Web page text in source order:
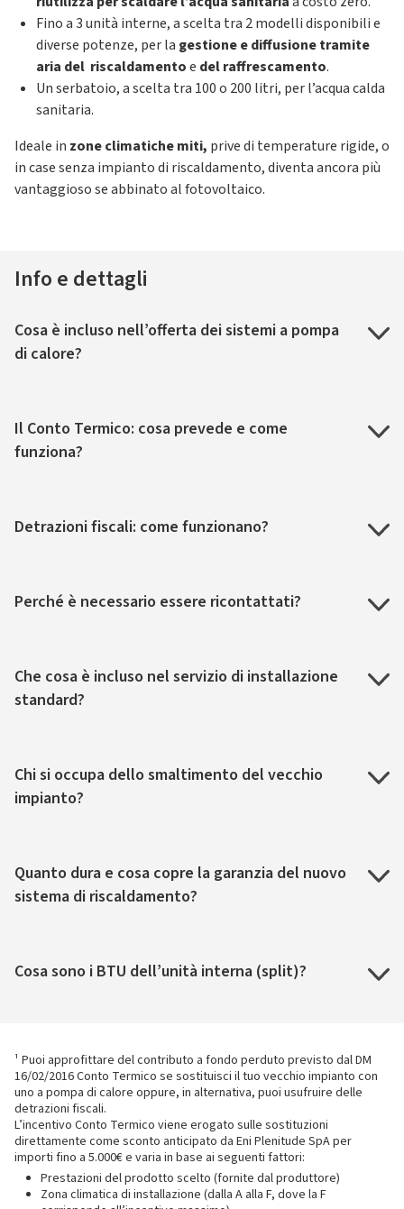
Fino a 3 unità interne, a scelta tra 2 modelli disponibili e
diverse potenze, per la gestione e diffusione tramite
aria del riscaldamentoe del raffrescamento.
Un serbatoio, a scelta tra 100 o 200 litri, per l’acqua calda
sanitaria.
Ideale in zone climatiche miti, prive di temperature rigide, o
in case senza impianto di riscaldamento, diventa ancora più
vantaggioso se abbinato al fotovoltaico.
Info e dettagli
Cosa è incluso nell’offerta dei sistemi a pompa
di calore?
Il Conto Termico: cosa prevede e come
funziona?
Detrazioni fiscali: come funzionano?
Perché è necessario essere ricontattati?
Che cosa è incluso nel servizio di installazione
standard?
Chi si occupa dello smaltimento del vecchio
impianto?
Quanto dura e cosa copre la garanzia del nuovo
sistema di riscaldamento?
Cosa sono i BTU dell’unità interna (split)?
¹ Puoi approfittare del contributo a fondo perduto previsto dal DM
16/02/2016 Conto Termico se sostituisci il tuo vecchio impianto con
uno a pompa di calore oppure, in alternativa, puoi usufruire delle
detrazioni fiscali.
L’incentivo Conto Termico viene erogato sulle sostituzioni
direttamente come sconto anticipato da Eni Plenitude SpA per
importi fino a 5.000€ e varia in base ai seguenti fattori:
Prestazioni del prodotto scelto (fornite dal produttore)
Zona climatica di installazione (dalla A alla F, dove la F